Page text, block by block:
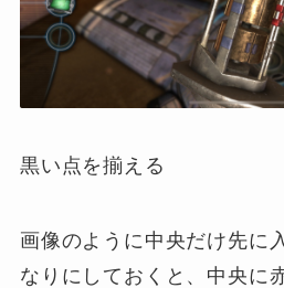
黒い点を揃える
画像のように中央だけ先に
なりにしておくと、中央に